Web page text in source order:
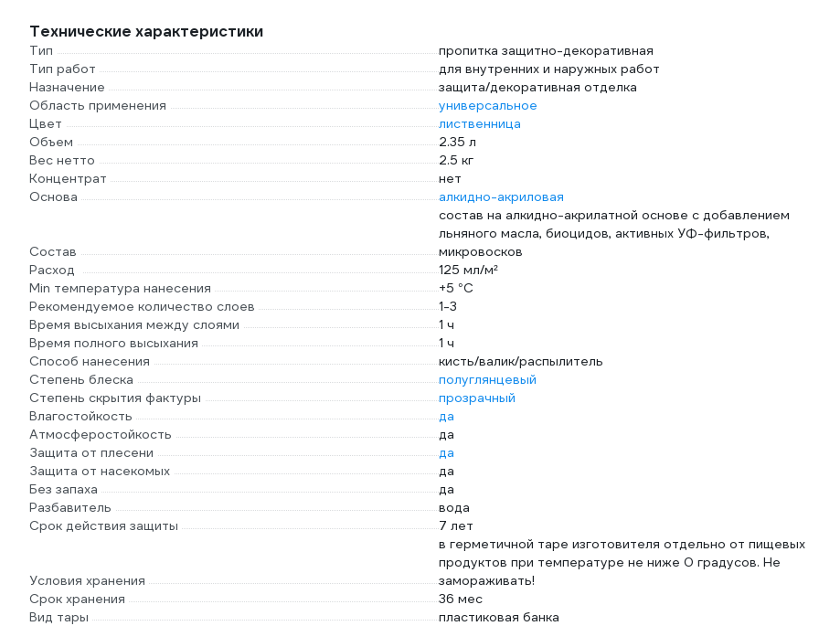
Технические характеристики
Тип
пропитка защитно-декоративная
Тип работ
для внутренних и наружных работ
Назначение
защита/декоративная отделка
Область применения
универсальное
Цвет
лиственница
Объем
2.35 л
Вес нетто
2.5 кг
Концентрат
нет
Основа
алкидно-акриловая
Состав
состав на алкидно-акрилатной основе с добавлением
льняного масла, биоцидов, активных УФ-фильтров,
микровосков
Расход
125 мл/м²
Min температура нанесения
+5 °С
Рекомендуемое количество слоев
1-3
Время высыхания между слоями
1 ч
Время полного высыхания
1 ч
Способ нанесения
кисть/валик/распылитель
Степень блеска
полуглянцевый
Степень скрытия фактуры
прозрачный
Влагостойкость
да
Атмосферостойкость
да
Защита от плесени
да
Защита от насекомых
да
Без запаха
да
Разбавитель
вода
Срок действия защиты
7 лет
Условия хранения
в герметичной таре изготовителя отдельно от пищевых
продуктов при температуре не ниже 0 градусов. Не
замораживать!
Срок хранения
36 мес
Вид тары
пластиковая банка